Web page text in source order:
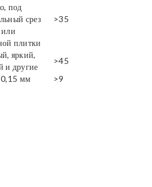
под
срез
или
плитки
>35
яркий,
и другие
>45
мм >9